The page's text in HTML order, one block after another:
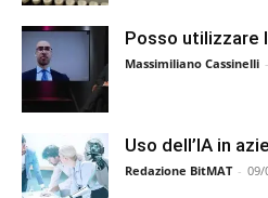
Posso utilizzare
Massimiliano Cassinelli -
Uso dell’IA in
Redazione BitMAT - 09/